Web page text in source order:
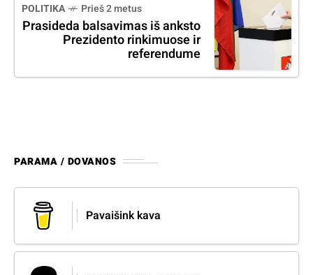
POLITIKA Prieš 2 metus
Prasideda balsavimas iš anksto
Prezidento rinkimuose ir
referendume
PARAMA / DOVANOS
Pavaišink kava